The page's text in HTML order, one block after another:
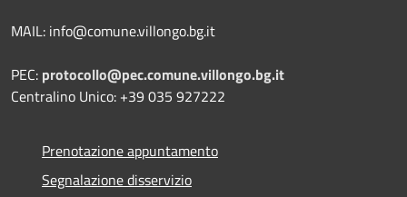
MAIL: info@comune.villongo.bg.it
PEC: protocollo@pec.comune.villongo.bg.it
Centralino Unico: +39 035 927222
Prenotazione appuntamento
Segnalazione disservizio